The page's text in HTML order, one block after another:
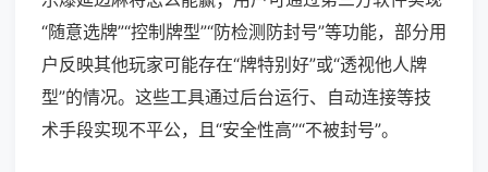
“随意选牌”“控制牌型”“防检测防封号”等功能，部分用
户反映其他玩家可能存在“牌特别好”或“透视他人牌
型”的情况。这些工具通过后台运行、自动连接等技
术手段实现不平公，且“安全性高”“不被封号”。